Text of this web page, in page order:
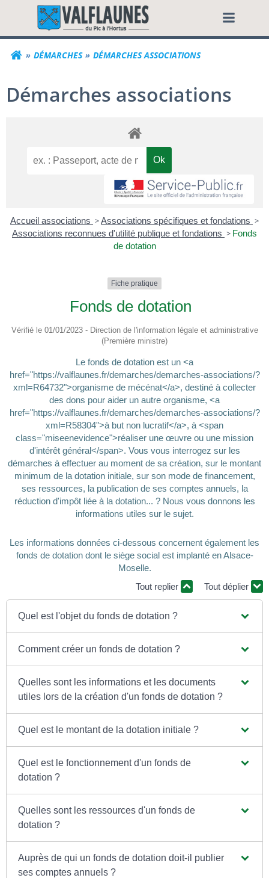
contenuCommune de
DÉMARCHES DÉMARCHES ASSOCIATIONS
Démarches associations
Accueil associations >Associations spécifiques et fondations >
Associations reconnues d'utilité publique et fondations > Fonds
de dotation
Fiche pratique
Fonds de dotation
Vérifié le 01/01/2023 - Direction de l'information légale et administrative
(Première ministre)
Le fonds de dotation est un <a
href="https://valflaunes.fr/demarches/demarches-associations/?
xml=R64732">organisme de mécénat</a>, destiné à collecter
des dons pour aider un autre organisme, <a
href="https://valflaunes.fr/demarches/demarches-associations/?
xml=R58304">à but non lucratif</a>, à <span
class="miseenevidence">réaliser une œuvre ou une mission
d'intérêt général</span>. Vous vous interrogez sur les
démarches à effectuer au moment de sa création, sur le montant
minimum de la dotation initiale, sur son mode de financement,
ses ressources, la publication de ses comptes annuels, la
réduction d'impôt liée à la dotation... ? Nous vous donnons les
informations utiles sur le sujet.
Les informations données ci-dessous concernent également les
fonds de dotation dont le siège social est implanté en Alsace-
Moselle.
Tout replier
Tout déplier
Quel est l'objet du fonds de dotation ?
Comment créer un fonds de dotation ?
Quelles sont les informations et les documents
utiles lors de la création d'un fonds de dotation ?
Quel est le montant de la dotation initiale ?
Quel est le fonctionnement d'un fonds de
dotation ?
Quelles sont les ressources d'un fonds de
dotation ?
Auprès de qui un fonds de dotation doit-il publier
ses comptes annuels ?